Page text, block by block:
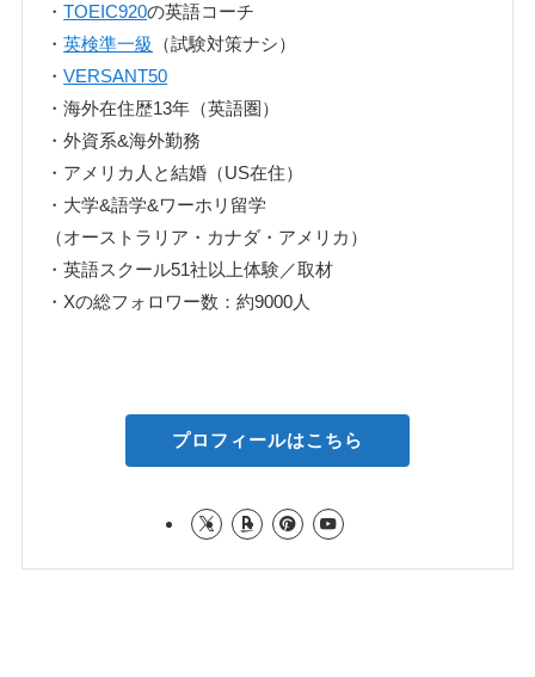
・TOEIC920の英語コーチ
・英検準一級
（試験対策ナシ）
・VERSANT50
・海外在住歴13年（英語圏）
・外資系&海外勤務
・アメリカ人と結婚（US在住）
・大学&語学&ワーホリ留学
（オーストラリア・カナダ・アメリカ）
・英語スクール51社以上体験／取材
・Xの総フォロワー数：約9000人
プロフィールはこちら